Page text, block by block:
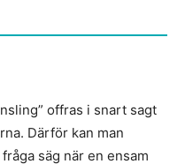
offras i snart sagt
Därför kan man
säg när en ensam